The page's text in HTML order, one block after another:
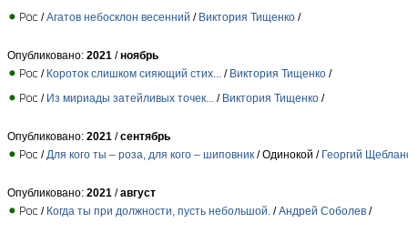
/Агатов небосклон весенний / Виктория Тищенко /
Опубликовано: 2021 /ноябрь
/ Короток слишком сияющий стих... / Виктория Тищенко /
/ Из мириады затейливых точек... / Виктория Тищенко /
Опубликовано: 2021 /сентябрь
/ Для кого ты – роза, для кого – шиповник / Одинокой / Георгий
Опубликовано: 2021 /август
/ Когда ты при должности, пусть небольшой. /Андрей Соболев /